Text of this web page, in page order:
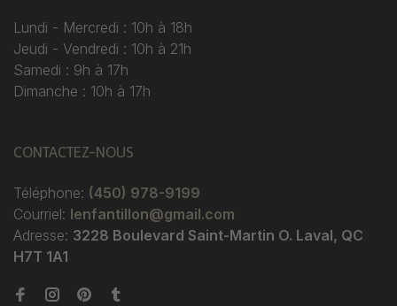
Lundi - Mercredi : 10h à 18h
Jeudi - Vendredi : 10h à 21h
Samedi : 9h à 17h
Dimanche : 10h à 17h
CONTACTEZ-NOUS
Téléphone: (450) 978-9199
Courriel: lenfantillon@gmail.com
Adresse: 3228 Boulevard Saint-Martin O. Laval, QC
H7T 1A1